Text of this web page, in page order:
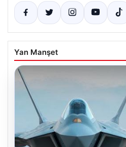
Yan Manşet